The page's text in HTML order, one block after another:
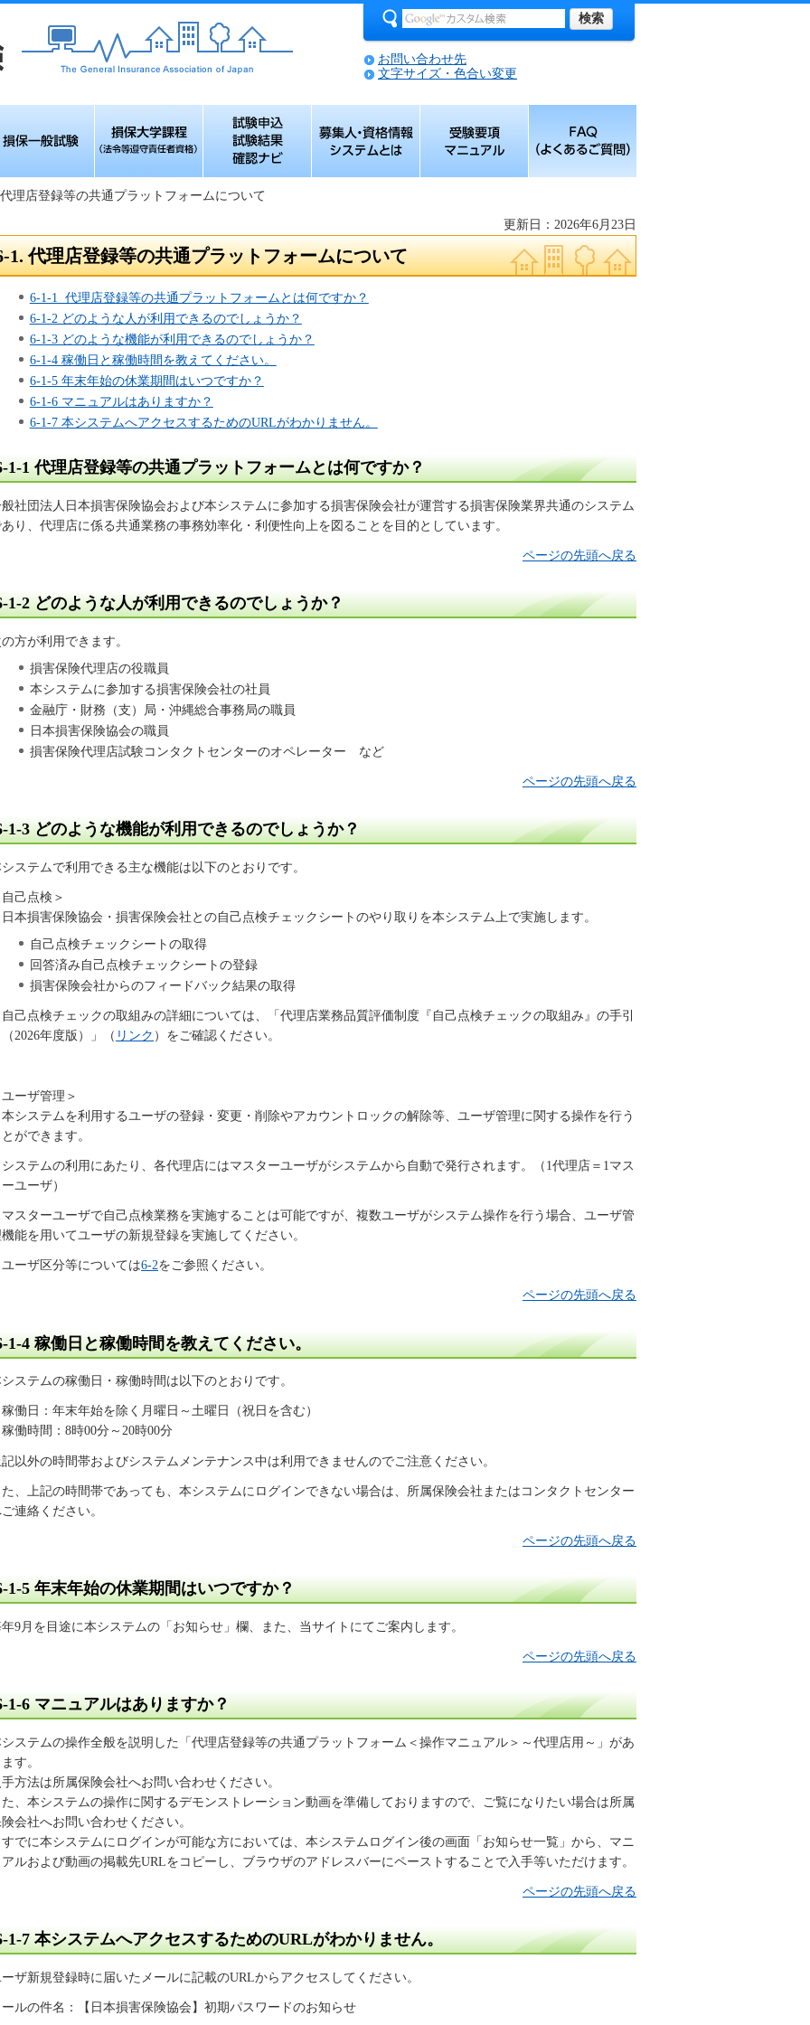
お問い合わせ先
文字サイズ・色合い変更
令等遵守責任者資
格）
確認ナビ
システムとは
理店登録等の共通プラットフォームについて
更新日：2026年6月23日
1. 代理店登録等の共通プラットフォームについて
6-1-1 代理店登録等の共通プラットフォームとは何ですか？
6-1-2 どのような人が利用できるのでしょうか？
6-1-3 どのような機能が利用できるのでしょうか？
6-1-4 稼働日と稼働時間を教えてください。
6-1-5 年末年始の休業期間はいつですか？
6-1-6 マニュアルはありますか？
6-1-7 本システムへアクセスするためのURLがわかりません。
1-1代理店登録等の共通プラットフォームとは何ですか？
社団法人日本損害保険協会および本システムに参加する損害保険会社が運営する損害保険業界共通のシステム
り、代理店に係る共通業務の事務効率化・利便性向上を図ることを目的としています。
ページの先頭へ戻る
1-2どのような人が利用できるのでしょうか？
方が利用できます。
損害保険代理店の役職員
本システムに参加する損害保険会社の社員
金融庁・財務（支）局・沖縄総合事務局の職員
日本損害保険協会の職員
損害保険代理店試験コンタクトセンターのオペレーター など
ページの先頭へ戻る
1-3どのような機能が利用できるのでしょうか？
ステムで利用できる主な機能は以下のとおりです。
己点検＞
損害保険協会・損害保険会社との自己点検チェックシートのやり取りを本システム上で実施します。
自己点検チェックシートの取得
回答済み自己点検チェックシートの登録
損害保険会社からのフィードバック結果の取得
己点検チェックの取組みの詳細については、「代理店業務品質評価制度『自己点検チェックの取組み』の手引
2026年度版）」（ リンク ）をご確認ください。
ーザ管理＞
ステムを利用するユーザの登録・変更・削除やアカウントロックの解除等、ユーザ管理に関する操作を行う
ができます。
テムの利用にあたり、各代理店にはマスターユーザがシステムから自動で発行されます。（1代理店＝1マス
ユーザ）
ターユーザで自己点検業務を実施することは可能ですが、複数ユーザがシステム操作を行う場合、ユーザ管
能を用いてユーザの新規登録を実施してください。
ーザ区分等については6-2をご参照ください。
ページの先頭へ戻る
1-4稼働日と稼働時間を教えてください。
ステムの稼働日・稼働時間は以下のとおりです。
日：年末年始を除く月曜日～土曜日（祝日を含む）
働時間：8時00分～20時00分
以外の時間帯およびシステムメンテナンス中は利用できませんのでご注意ください。
、上記の時間帯であっても、本システムにログインできない場合は、所属保険会社またはコンタクトセンター
連絡ください。
ページの先頭へ戻る
1-5年末年始の休業期間はいつですか？
9月を目途に本システムの「お知らせ」欄、また、当サイトにてご案内します。
ページの先頭へ戻る
1-6マニュアルはありますか？
ステムの操作全般を説明した「代理店登録等の共通プラットフォーム＜操作マニュアル＞～代理店用～」があ
す。
方法は所属保険会社へお問い合わせください。
、本システムの操作に関するデモンストレーション動画を準備しておりますので、ご覧になりたい場合は所属
会社へお問い合わせください。
でに本システムにログインが可能な方においては、本システムログイン後の画面「お知らせ一覧」から、マニ
ルおよび動画の掲載先URLをコピーし、ブラウザのアドレスバーにペーストすることで入手等いただけます。
ページの先頭へ戻る
1-7本システムへアクセスするためのURLがわかりません。
ザ新規登録時に届いたメールに記載のURLからアクセスしてください。
ルの件名：【日本損害保険協会】初期パスワードのお知らせ